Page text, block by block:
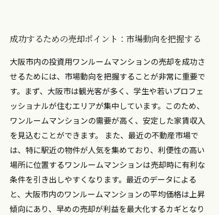
成功するための売却ポイント：市場動向を把握する
大阪市内の投資用ワンルームマンションの売却を成功さ
せるためには、市場動向を把握することが非常に重要で
す。まず、大阪市は観光客が多く、学生や若いプロフェ
ッショナルが住むエリアが集中しています。このため、
ワンルームマンションの需要が高く、安定した家賃収入
を見込むことができます。 また、最近の不動産市場で
は、特に駅近の物件が人気を集めており、利便性の高い
場所に位置するワンルームマンションは売却時に有利な
条件を引き出しやすくなります。最近のデータによる
と、大阪市内のワンルームマンションの平均価格は上昇
傾向にあり、早めの売却が利益を最大化するカギとなり